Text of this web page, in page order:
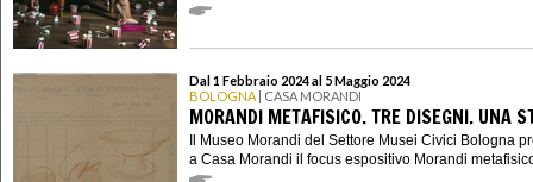
Dal 1 Febbraio 2024 al 5 Maggio 2024
BOLOGNA | CASA MORANDI
MORANDI METAFISICO. TRE DISEGNI. UNA
Il Museo Morandi del Settore Musei Civici Bologna
a Casa Morandi il focus espositivo Morandi